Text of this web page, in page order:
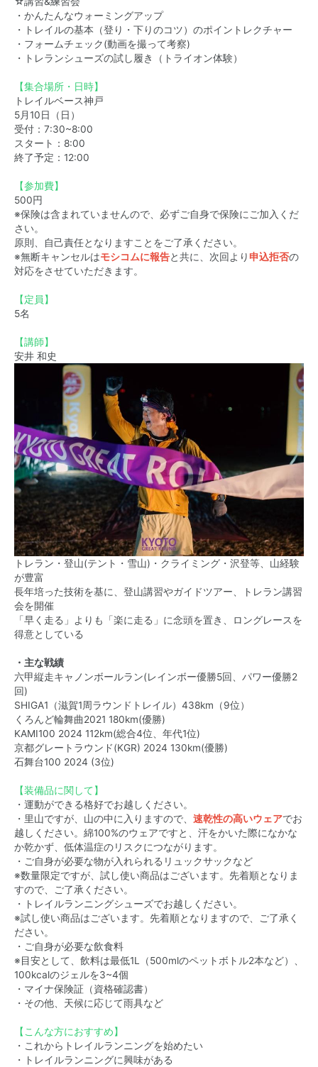
・かんたんなウォーミングアップ
・トレイルの基本（登り・下りのコツ）のポイントレクチャー
・フォームチェック(動画を撮って考察)
・トレランシューズの試し履き（トライオン体験）
【集合場所・日時】
トレイルベース神戸
5月10日（日）
受付：7:30~8:00
スタート：8:00
終了予定：12:00
【参加費】
500円
※保険は含まれていませんので、必ずご自身で保険にご加入くだ
さい。
原則、自己責任となりますことをご了承ください。
※無断キャンセルはモシコムに報告と共に、次回より申込拒否の
対応をさせていただきます。
【定員】
5名
【講師】
安井 和史
トレラン・登山(テント・雪山)・クライミング・沢登等、山経験
が豊富
長年培った技術を基に、登山講習やガイドツアー、トレラン講習
会を開催
「早く走る」よりも「楽に走る」に念頭を置き、ロングレースを
得意としている
・主な戦績
六甲縦走キャノンボールラン(レインボー優勝5回、パワー優勝2
回)
SHIGA1（滋賀1周ラウンドトレイル）438km（9位）
くろんど輪舞曲2021 180km(優勝)
KAMI100 2024 112km(総合4位、年代1位)
京都グレートラウンド(KGR) 2024 130km(優勝)
石舞台100 2024 (3位)
【装備品に関して】
・運動ができる格好でお越しください。
・里山ですが、山の中に入りますので、 速乾性の高いウェアでお
越しください。綿100%のウェアですと、汗をかいた際になかな
か乾かず、低体温症のリスクにつながります。
・ご自身が必要な物が入れられるリュックサックなど
※数量限定ですが、試し使い商品はございます。先着順となりま
すので、ご了承ください。
・トレイルランニングシューズでお越しください。
※試し使い商品はございます。先着順となりますので、ご了承く
ださい。
・ご自身が必要な飲食料
※目安として、飲料は最低1L（500mlのペットボトル2本など）、
100kcalのジェルを3~4個
・マイナ保険証（資格確認書）
・その他、天候に応じて雨具など
【こんな方におすすめ】
・これからトレイルランニングを始めたい
・トレイルランニングに興味がある